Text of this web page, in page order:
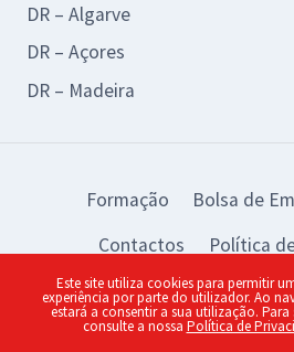
DR – Algarve
DR – Açores
DR – Madeira
Formação Bolsa de
Contactos
Política
© 2026 BAD Design
Este site utiliza cookies para permitir
experiência por parte do utilizador. Ao
estará a consentir a sua utilização. Para
consulte a nossa Política de